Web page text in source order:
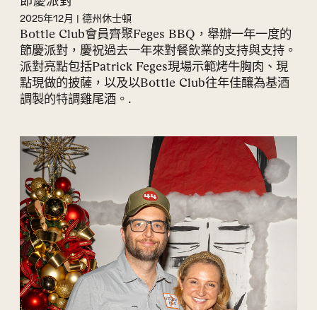
2025年12月 | 德州休士頓
Bottle Club會員齊聚Feges BBQ，舉辦一年一度的
節慶派對，慶祝過去一年來對餐飲業的支持與支持。
派對亮點包括Patrick Feges現場示範烤牛胸肉、現
點現做的披薩，以及以Bottle Club往年佳釀為基酒
調製的特調雞尾酒。.